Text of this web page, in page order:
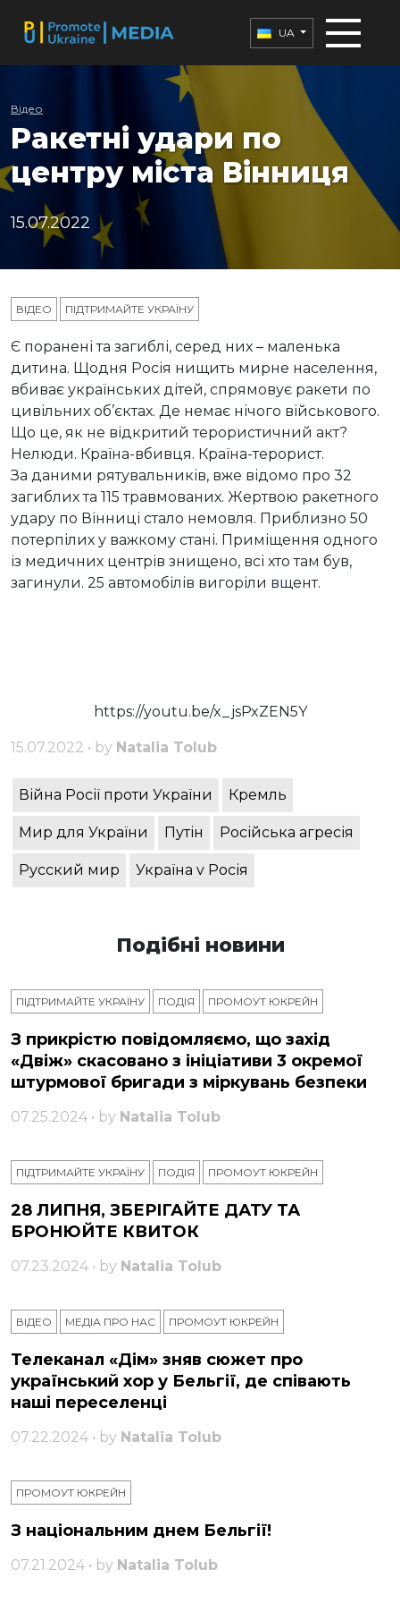
UA
Відео
Ракетні удари по
центру міста Вінниця
15.07.2022
ВІДЕО ПІДТРИМАЙТЕ УКРАЇНУ
Є поранені та загиблі, серед них – маленька
дитина. Щодня Росія нищить мирне населення,
вбиває українських дітей, спрямовує ракети по
цивільних об’єктах. Де немає нічого військового.
Що це, як не відкритий терористичний акт?
Нелюди. Країна-вбивця. Країна-терорист.
За даними рятувальників, вже відомо про 32
загиблих та 115 травмованих. Жертвою ракетного
удару по Вінниці стало немовля. Приблизно 50
потерпілих у важкому стані. Приміщення одного
із медичних центрів знищено, всі хто там був,
загинули. 25 автомобілів вигоріли вщент.
https://youtu.be/x_jsPxZEN5Y
15.07.2022 • by Natalia Tolub
Війна Росії проти України Кремль
Мир для України Путін Російська агресія
Русский мир Україна v Росія
Подібні новини
ПІДТРИМАЙТЕ УКРАЇНУ ПОДІЯ ПРОМОУТ ЮКРЕЙН
З прикрістю повідомляємо, що захід
«Двіж» скасовано з ініціативи 3 окремої
штурмової бригади з міркувань безпеки
07.25.2024 • by Natalia Tolub
ПІДТРИМАЙТЕ УКРАЇНУ ПОДІЯ ПРОМОУТ ЮКРЕЙН
28 ЛИПНЯ, ЗБЕРІГАЙТЕ ДАТУ ТА
БРОНЮЙТЕ КВИТОК
07.23.2024 • by Natalia Tolub
ВІДЕО МЕДІА ПРО НАС ПРОМОУТ ЮКРЕЙН
Телеканал «Дім» зняв сюжет про
український хор у Бельгії, де співають
наші переселенці
07.22.2024 • by Natalia Tolub
ПРОМОУТ ЮКРЕЙН
З національним днем ​​Бельгії!
07.21.2024 • by Natalia Tolub